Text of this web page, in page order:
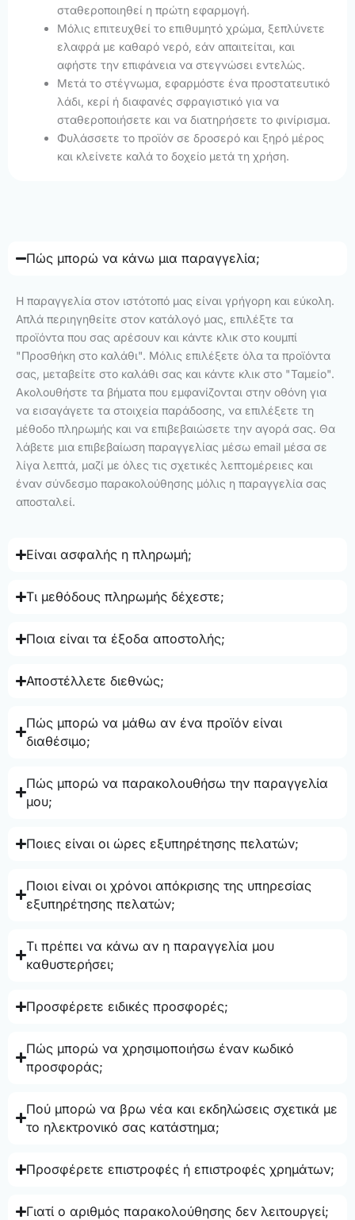
σταθεροποιηθεί η πρώτη εφαρμογή.
Μόλις επιτευχθεί το επιθυμητό χρώμα, ξεπλύνετε
ελαφρά με καθαρό νερό, εάν απαιτείται, και
αφήστε την επιφάνεια να στεγνώσει εντελώς.
Μετά το στέγνωμα, εφαρμόστε ένα προστατευτικό
λάδι, κερί ή διαφανές σφραγιστικό για να
σταθεροποιήσετε και να διατηρήσετε το φινίρισμα.
Φυλάσσετε το προϊόν σε δροσερό και ξηρό μέρος
και κλείνετε καλά το δοχείο μετά τη χρήση.
Πώς μπορώ να κάνω μια παραγγελία;
Η παραγγελία στον ιστότοπό μας είναι γρήγορη και εύκολη.
Απλά περιηγηθείτε στον κατάλογό μας, επιλέξτε τα
προϊόντα που σας αρέσουν και κάντε κλικ στο κουμπί
"Προσθήκη στο καλάθι". Μόλις επιλέξετε όλα τα προϊόντα
σας, μεταβείτε στο καλάθι σας και κάντε κλικ στο "Ταμείο".
Ακολουθήστε τα βήματα που εμφανίζονται στην οθόνη για
να εισαγάγετε τα στοιχεία παράδοσης, να επιλέξετε τη
μέθοδο πληρωμής και να επιβεβαιώσετε την αγορά σας. Θα
λάβετε μια επιβεβαίωση παραγγελίας μέσω email μέσα σε
λίγα λεπτά, μαζί με όλες τις σχετικές λεπτομέρειες και
έναν σύνδεσμο παρακολούθησης μόλις η παραγγελία σας
αποσταλεί.
Είναι ασφαλής η πληρωμή;
Τι μεθόδους πληρωμής δέχεστε;
Ποια είναι τα έξοδα αποστολής;
Αποστέλλετε διεθνώς;
Πώς μπορώ να μάθω αν ένα προϊόν είναι
διαθέσιμο;
Πώς μπορώ να παρακολουθήσω την παραγγελία
μου;
Ποιες είναι οι ώρες εξυπηρέτησης πελατών;
Ποιοι είναι οι χρόνοι απόκρισης της υπηρεσίας
εξυπηρέτησης πελατών;
Τι πρέπει να κάνω αν η παραγγελία μου
καθυστερήσει;
Προσφέρετε ειδικές προσφορές;
Πώς μπορώ να χρησιμοποιήσω έναν κωδικό
προσφοράς;
Πού μπορώ να βρω νέα και εκδηλώσεις σχετικά με
το ηλεκτρονικό σας κατάστημα;
Προσφέρετε επιστροφές ή επιστροφές χρημάτων;
Γιατί ο αριθμός παρακολούθησης δεν λειτουργεί;